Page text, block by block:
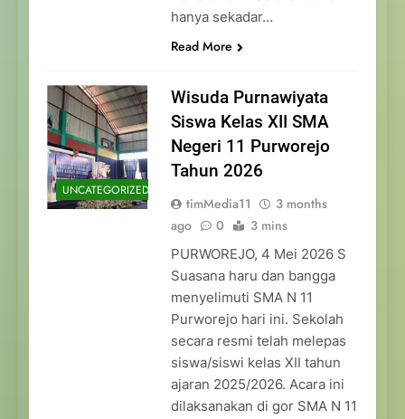
hanya sekadar…
Read More
UNCATEGORIZED
Wisuda Purnawiyata
Siswa Kelas XII SMA
Negeri 11 Purworejo
Tahun 2026
timMedia11
3 months
ago
0 3 mins
PURWOREJO, 4 Mei 2026 S
Suasana haru dan bangga
menyelimuti SMA N 11
Purworejo hari ini. Sekolah
secara resmi telah melepas
siswa/siswi kelas XII tahun
ajaran 2025/2026. Acara ini
dilaksanakan di gor SMA N 11